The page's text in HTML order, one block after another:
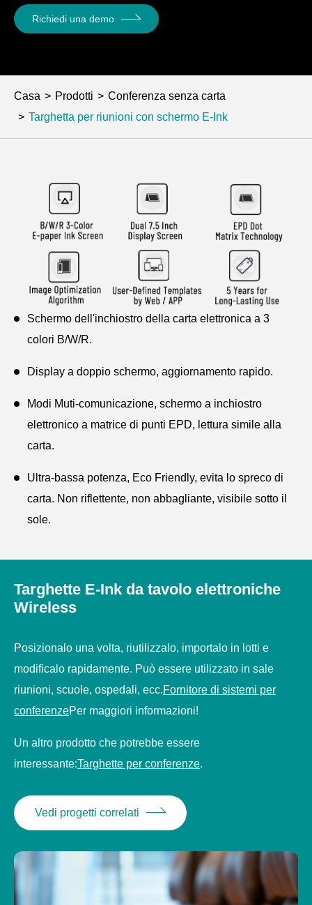
Richiedi una demo
Casa Prodotti
Conferenza senza carta
Targhetta per riunioni con schermo E-Ink
Schermo dell'inchiostro della carta elettronica a 3
colori B/W/R.
Display a doppio schermo, aggiornamento rapido.
Modi Muti-comunicazione, schermo a inchiostro
elettronico a matrice di punti EPD, lettura simile alla
carta.
Ultra-bassa potenza, Eco Friendly, evita lo spreco di
carta. Non riflettente, non abbagliante, visibile sotto il
sole.
Targhette E-Ink da tavolo elettroniche
Wireless
Posizionalo una volta, riutilizzalo, importalo in lotti e
modificalo rapidamente. Può essere utilizzato in sale
riunioni, scuole, ospedali, ecc.Fornitore di sistemi per
conferenzePer maggiori informazioni!
Un altro prodotto che potrebbe essere
interessante:Targhette per conferenze.
Vedi progetti correlati